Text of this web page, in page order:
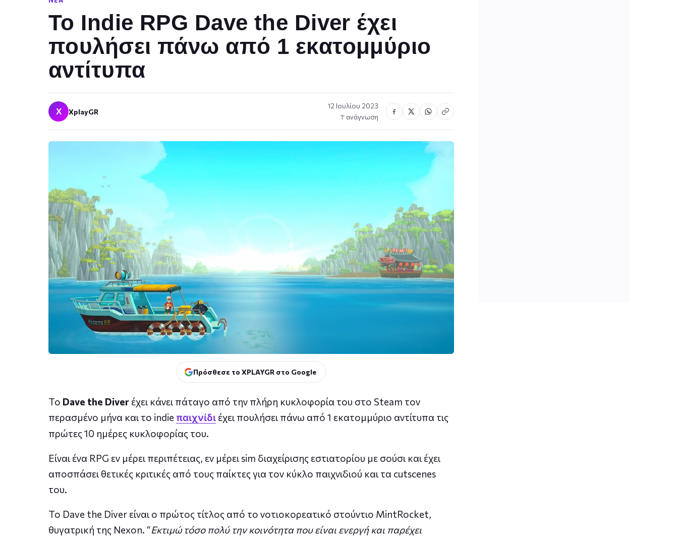
Το Indie RPG Dave the Diver έχει
πουλήσει πάνω από 1 εκατομμύριο
αντίτυπα
X XplayGR
12 Ιουλίου 2023
1′ ανάγνωση
Πρόσθεσε το XPLAYGR στο Google
Το Dave the Diver έχει κάνει πάταγο από την πλήρη κυκλοφορία του στο Steam τον
περασμένο μήνα και το indie παιχνίδι έχει πουλήσει πάνω από 1 εκατομμύριο αντίτυπα τις
πρώτες 10 ημέρες κυκλοφορίας του.
Είναι ένα RPG εν μέρει περιπέτειας, εν μέρει sim διαχείρισης εστιατορίου με σούσι και έχει
αποσπάσει θετικές κριτικές από τους παίκτες για τον κύκλο παιχνιδιού και τα cutscenes
του.
Το Dave the Diver είναι ο πρώτος τίτλος από το νοτιοκορεατικό στούντιο MintRocket,
θυγατρική της Nexon. “Εκτιμώ τόσο πολύ την κοινότητα που είναι ενεργή και παρέχει